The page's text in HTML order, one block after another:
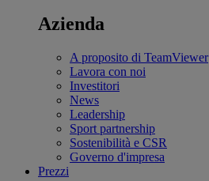
Azienda
A proposito di TeamViewer
Lavora con noi
Investitori
News
Leadership
Sport partnership
Sostenibilità e CSR
Governo d'impresa
Prezzi